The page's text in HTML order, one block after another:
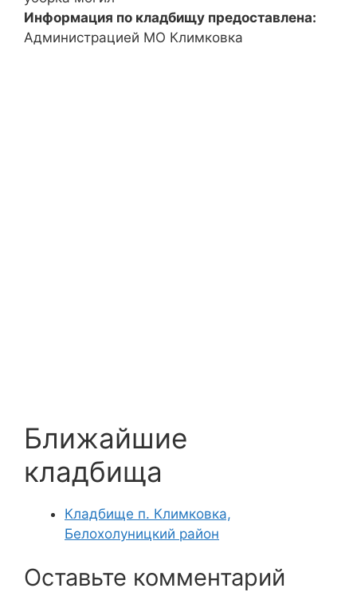
Информация по кладбищу предоставлена:
Администрацией МО Климковка
Ближайшие
кладбища
Кладбище п. Климковка,
Белохолуницкий район
Оставьте комментарий